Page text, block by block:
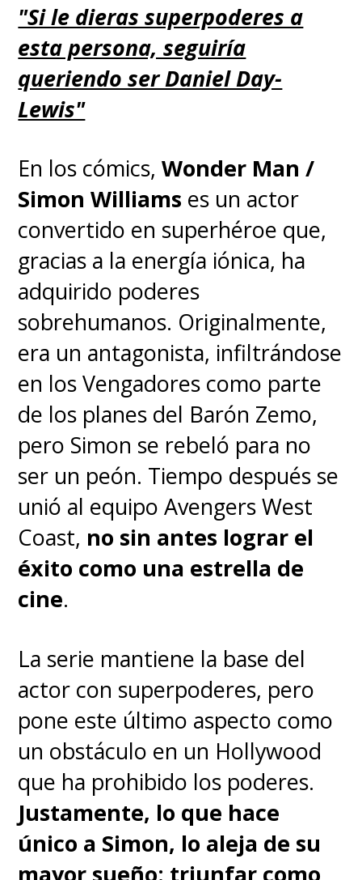
"Si le dieras superpoderes a
esta persona, seguiría
queriendo ser Daniel Day-
Lewis"
En los cómics, Wonder Man /
Simon Williams es un actor
convertido en superhéroe que,
gracias a la energía iónica, ha
adquirido poderes
sobrehumanos. Originalmente,
era un antagonista, infiltrándose
en los Vengadores como parte
de los planes del Barón Zemo,
pero Simon se rebeló para no
ser un peón. Tiempo después se
unió al equipo Avengers West
Coast, no sin antes lograr el
éxito como una estrella de
cine.
La serie mantiene la base del
actor con superpoderes, pero
pone este último aspecto como
un obstáculo en un Hollywood
que ha prohibido los poderes.
Justamente, lo que hace
único a Simon, lo aleja de su